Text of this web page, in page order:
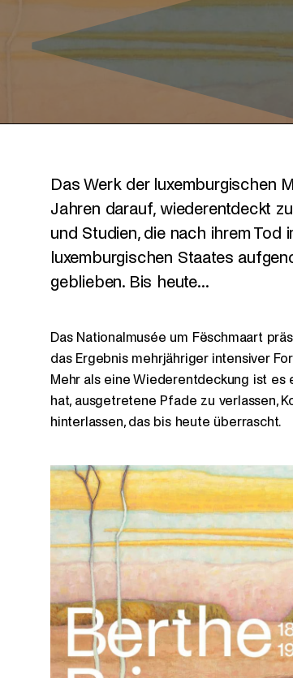
Das Werk der luxemburgischen
Jahren darauf, wiederentdeckt
und Studien, die nach ihrem Tod
luxemburgischen Staates
geblieben. Bis heute...
Das Nationalmusée um Fëschmaart
das Ergebnis mehrjähriger intensiver
Mehr als eine Wiederentdeckung ist
hat, ausgetretene Pfade zu verlassen,
hinterlassen, das bis heute überrascht.